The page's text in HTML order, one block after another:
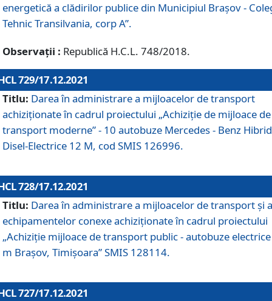
energetică a clădirilor publice din Municipiul Brașov -
Tehnic Transilvania, corp A”.
Observații : Republică H.C.L. 748/2018.
729/17.12.2021
Titlu: Darea în administrare a mijloacelor de transport
achiziționate în cadrul proiectului „Achiziţie de mijloace de
transport moderne” - 10 autobuze Mercedes - Benz Hibrid
Disel-Electrice 12 M, cod SMIS 126996.
728/17.12.2021
Titlu: Darea în administrare a mijloacelor de transport și a
echipamentelor conexe achiziționate în cadrul proiectului
„Achiziție mijloace de transport public - autobuze
m Brașov, Timișoara” SMIS 128114.
727/17.12.2021